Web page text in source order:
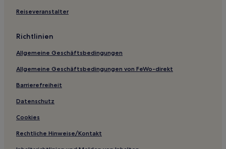
Reiseveranstalter
Richtlinien
Allgemeine Geschäftsbedingungen
Allgemeine Geschäftsbedingungen von FeWo-direkt
Barrierefreiheit
Datenschutz
Cookies
Rechtliche Hinweise/Kontakt